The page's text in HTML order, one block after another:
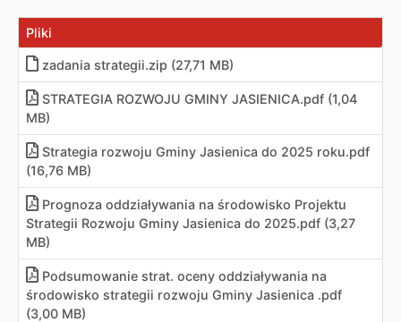
Pliki
zadania strategii.zip (27,71 MB)
STRATEGIA ROZWOJU GMINY JASIENICA.pdf (1,04
MB)
Strategia rozwoju Gminy Jasienica do 2025 roku.pdf
(16,76 MB)
Prognoza oddziaływania na środowisko Projektu
Strategii Rozwoju Gminy Jasienica do 2025.pdf (3,27
MB)
Podsumowanie strat. oceny oddziaływania na
środowisko strategii rozwoju Gminy Jasienica .pdf
(3,00 MB)